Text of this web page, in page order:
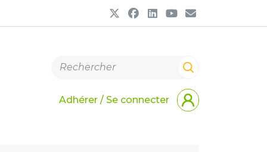
Adhérer / Se connecter